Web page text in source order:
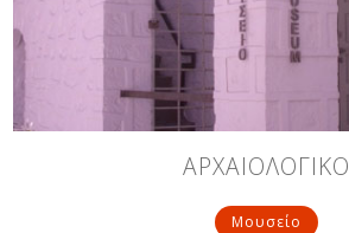
Δείτε μας:
Δείτε μας:
Δείτε μας:
Δείτε μας:
Δείτε μας:
ΑΡΧΑΙΟΛΟΓΙΚΟ
Μουσείο